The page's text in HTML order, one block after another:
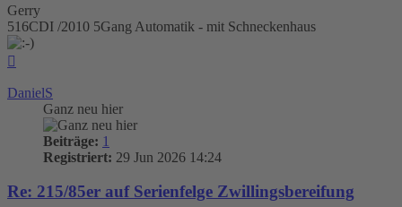
Gerry
516CDI /2010 5Gang Automatik - mit Schneckenhaus
DanielS
Ganz neu hier
Beiträge: 1
Registriert: 29 Jun 2026 14:24
Re: 215/85er auf Serienfelge Zwillingsbereifung